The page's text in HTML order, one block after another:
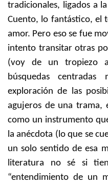
tradicionales, ligados a
Cuento, lo fantástico, el
amor. Pero eso se fue
intento transitar otras
(voy de un tropiezo
búsquedas
exploración de las
agujeros de una trama,
como un instrumento
la anécdota (lo que se
un solo sentido de esa
literatura no sé si
“entendimiento de un